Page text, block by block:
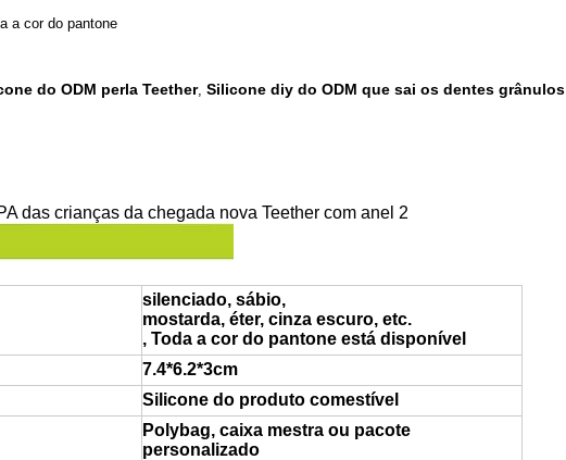
a cor do pantone
do ODM perla Teether, Silicone diy do ODM que sai os dentes grânulos
das crianças da chegada nova Teether com anel 2
silenciado, sábio,
mostarda, éter, cinza escuro, etc.
, Toda a cor do pantone está disponível
7.4*6.2*3cm
Silicone do produto comestível
Polybag, caixa mestra ou pacote
personalizado